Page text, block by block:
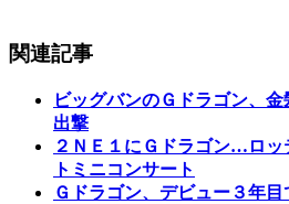
関連記事
ビッグバンのＧドラゴン、
出撃
２ＮＥ１にＧドラゴン…ロッ
トミニコンサート
Ｇドラゴン、デビュー３年